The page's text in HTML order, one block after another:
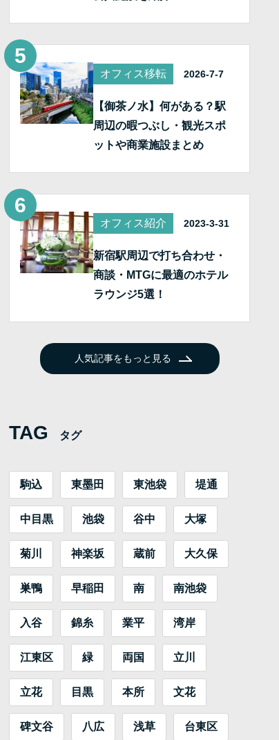
オフィス移転 2026-7-7
【御茶ノ水】何がある？駅
周辺の暇つぶし・観光スポ
ットや商業施設まとめ
オフィス紹介 2023-3-31
新宿駅周辺で打ち合わせ・
商談・MTGに最適のホテル
ラウンジ5選！
人気記事をもっと見る
TAG タグ
駒込 東墨田 東池袋 堤通
中目黒 池袋 谷中 大塚
菊川 神楽坂 蔵前 大久保
巣鴨 早稲田 南 南池袋
入谷 錦糸 業平 湾岸
江東区 緑 両国 立川
立花 目黒 本所 文花
碑文谷 八広 浅草 台東区